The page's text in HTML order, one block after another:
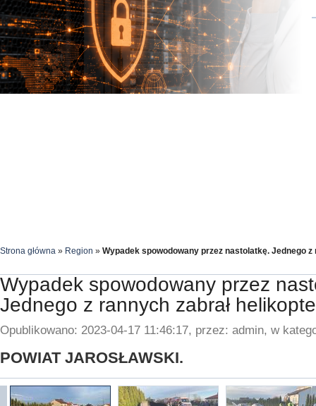
Strona główna » Region » Wypadek spowodowany przez nastolatkę. Jednego z
Wypadek spowodowany przez
Jednego z rannych zabrał
Opublikowano: 2023-04-17 11:46:17, przez: admin, w
POWIAT JAROSŁAWSKI.